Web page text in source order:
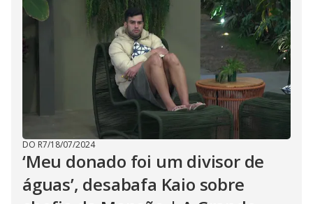
DO R7/18/07/2024
‘Meu donado foi um divisor de
águas’, desabafa Kaio sobre